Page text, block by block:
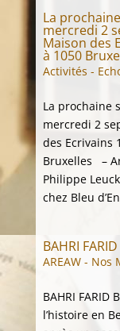
La
mercredi 2
Maison des
à 1050
Activités -
La prochaine
mercredi 2
des Ecrivains
Bruxelles –
Philippe
chez Bleu
BAHRI FARID
AREAW - Nos
BAHRI
l’histoire en